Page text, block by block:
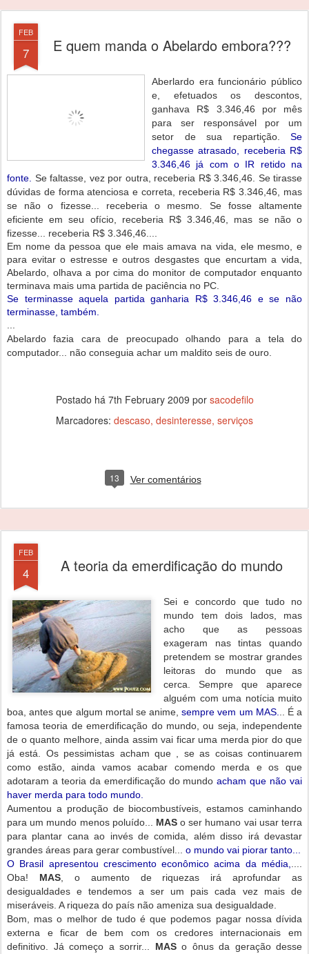
FEB
7 E quem manda o Abelardo embora???
Aberlardo era funcionário público
e, efetuados os descontos,
ganhava R$ 3.346,46 por mês
para ser responsável por um
setor de sua repartição. Se
chegasse atrasado, receberia R$
3.346,46 já com o IR retido na
fonte. Se faltasse, vez por outra, receberia R$ 3.346,46. Se tirasse
dúvidas de forma atenciosa e correta, receberia R$ 3.346,46, mas
se não o fizesse... receberia o mesmo. Se fosse altamente
eficiente em seu ofício, receberia R$ 3.346,46, mas se não o
fizesse... receberia R$ 3.346,46....
Em nome da pessoa que ele mais amava na vida, ele mesmo, e
para evitar o estresse e outros desgastes que encurtam a vida,
Abelardo, olhava a por cima do monitor de computador enquanto
terminava mais uma partida de paciência no PC.
Se terminasse aquela partida ganharia R$ 3.346,46 e se não
terminasse, também.
Abelardo fazia cara de preocupado olhando para a tela do
computador... não conseguia achar um maldito seis de ouro.
Postado há 7th February 2009 por sacodefilo
Marcadores: descaso desinteresse serviços
13 Ver comentários
FEB
4 A teoria da emerdificação do mundo
Sei e concordo que tudo no
mundo tem dois lados, mas
acho que as pessoas
exageram nas tintas quando
pretendem se mostrar grandes
leitoras do mundo que as
cerca. Sempre que aparece
alguém com uma notícia muito
boa, antes que algum mortal se anime,sempre vem um MAS.
.. É a
famosa teoria de emerdificação do mundo, ou seja, independente
de o quanto melhore, ainda assim vai ficar uma merda pior do que
já está. Os pessimistas acham que , se as coisas continuarem
como estão, ainda vamos acabar comendo merda e os que
adotaram a teoria da emerdificação do mundoacham que não vai
haver merda para todo mundo.
Aumentou a produção de biocombustíveis, estamos caminhando
para um mundo menos poluído... MASo ser humano vai usar terra
para plantar cana ao invés de comida, além disso irá devastar
grandes áreas para gerar combustível... o mundo vai piorar tanto...
O Brasil apresentou crescimento econômico acima da média,
Oba! MAS, o aumento de riquezas irá aprofundar as
desigualdades e tendemos a ser um pais cada vez mais de
miseráveis. A riqueza do país não ameniza sua desigualdade.
Bom, mas o melhor de tudo é que podemos pagar nossa dívida
externa e ficar de bem com os credores internacionais em
definitivo. Já começo a sorrir... MAS o ônus da geração desse